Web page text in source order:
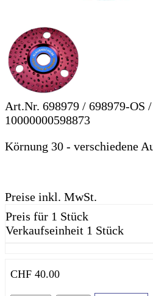
Art.Nr. 698979 / 698979-OS
10000000598873
Körnung 30 - verschiedene
Preise inkl. MwSt.
Preis für 1 Stück
Verkaufseinheit 1 Stück
CHF 40.00